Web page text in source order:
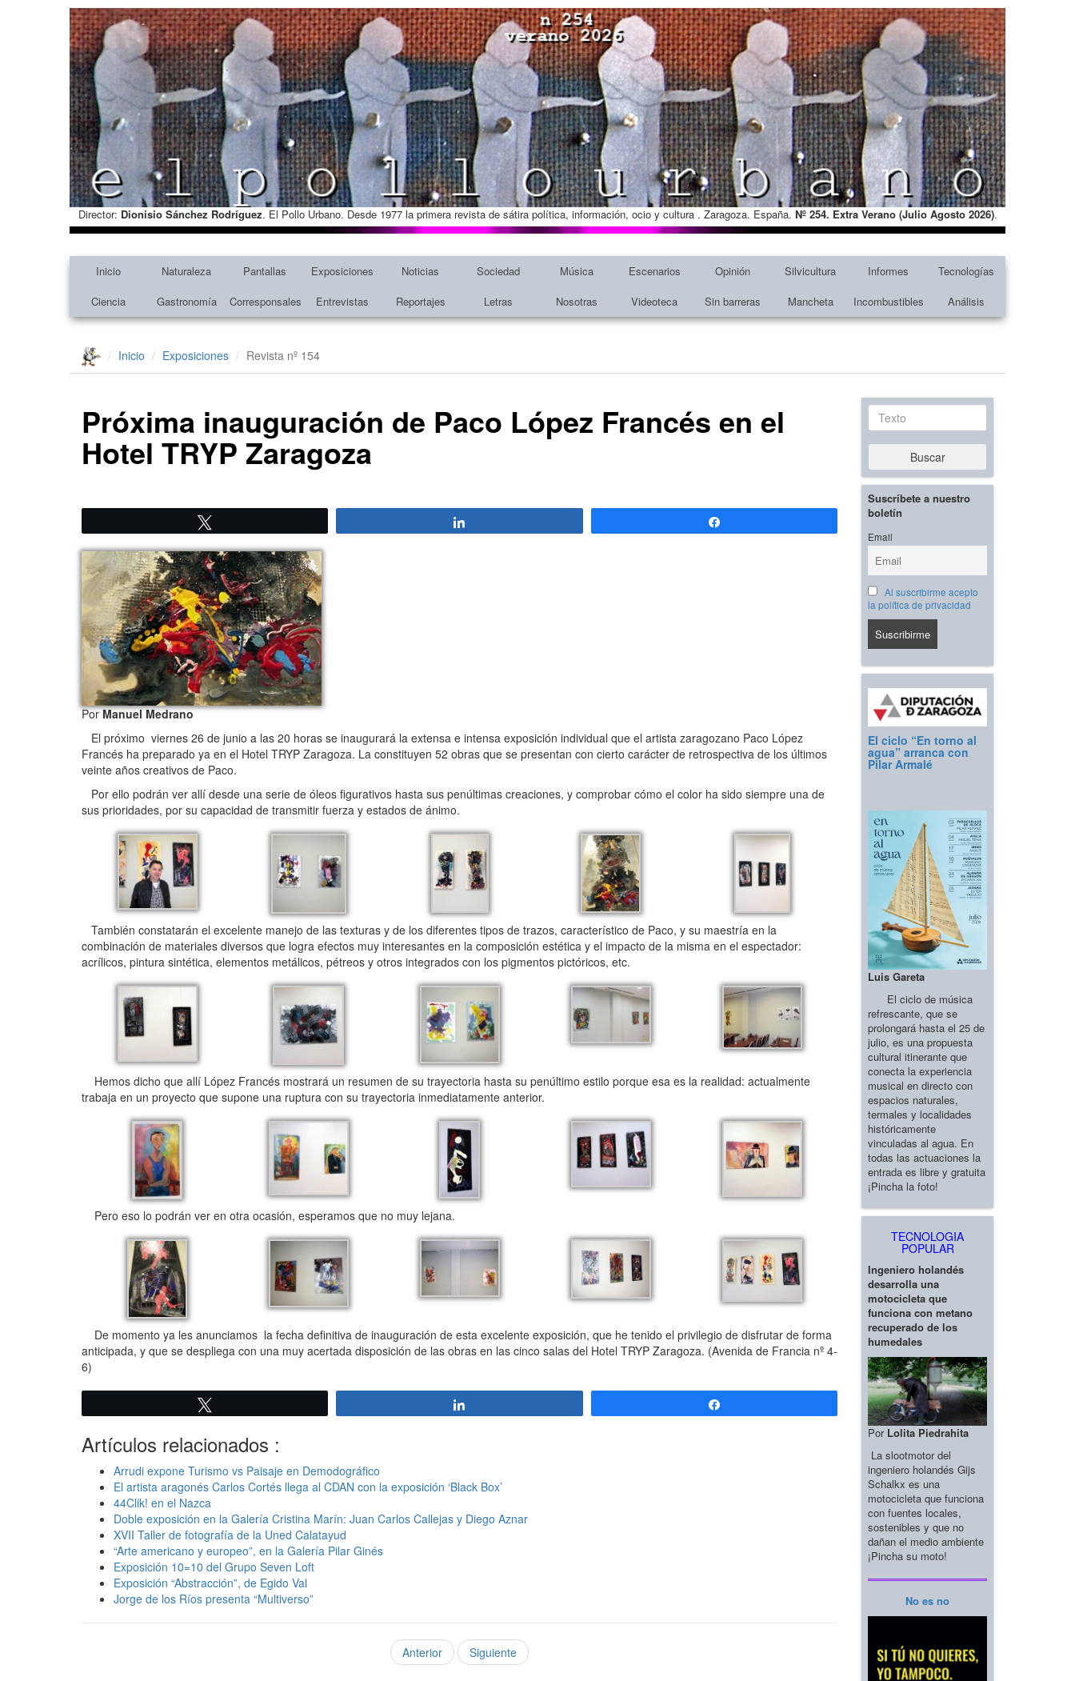
Director: Dionisio Sánchez Rodríguez. El Pollo Urbano. Desde 1977 la primera revista de sátira política, información, ocio y cultura . Zaragoza. España. Nº 254. Extra Verano (Julio Agosto 2026).
Inicio Naturaleza Pantallas Exposiciones Noticias Sociedad Música Escenarios Opinión Silvicultura Informes
Tecnologías
Ciencia
Gastronomía Corresponsales Entrevistas Reportajes Letras Nosotras Videoteca Sin barreras Mancheta Incombustibles Análisis
Inicio Exposiciones Revista nº 154
Próxima inauguración de Paco López Francés en el
Hotel TRYP Zaragoza
PorManuel Medrano
El próximo viernes 26 de junio a las 20 horas se inaugurará la extensa e intensa exposición individual que el artista zaragozano Paco López
Francés ha preparado ya en el Hotel TRYP Zaragoza. La constituyen 52 obras que se presentan con cierto carácter de retrospectiva de los últimos
veinte años creativos de Paco.
Por ello podrán ver allí desde una serie de óleos figurativos hasta sus penúltimas creaciones, y comprobar cómo el color ha sido siempre una de
sus prioridades, por su capacidad de transmitir fuerza y estados de ánimo.
También constatarán el excelente manejo de las texturas y de los diferentes tipos de trazos, característico de Paco, y su maestría en la
combinación de materiales diversos que logra efectos muy interesantes en la composición estética y el impacto de la misma en el espectador:
acrílicos, pintura sintética, elementos metálicos, pétreos y otros integrados con los pigmentos pictóricos, etc.
Hemos dicho que allí López Francés mostrará un resumen de su trayectoria hasta su penúltimo estilo porque esa es la realidad: actualmente
trabaja en un proyecto que supone una ruptura con su trayectoria inmediatamente anterior.
Pero eso lo podrán ver en otra ocasión, esperamos que no muy lejana.
De momento ya les anunciamos la fecha definitiva de inauguración de esta excelente exposición, que he tenido el privilegio de disfrutar de forma
anticipada, y que se despliega con una muy acertada disposición de las obras en las cinco salas del Hotel TRYP Zaragoza. (Avenida de Francia nº 4-
6)
Artículos relacionados :
Arrudi expone Turismo vs Paisaje en Demodográfico
El artista aragonés Carlos Cortés llega al CDAN con la exposición ‘Black Box’
44Clik! en el Nazca
Doble exposición en la Galería Cristina Marín: Juan Carlos Callejas y Diego Aznar
XVII Taller de fotografía de la Uned Calatayud
“Arte americano y europeo”, en la Galería Pilar Ginés
Exposición 10=10 del Grupo Seven Loft
Exposición “Abstracción”, de Egido Val
Jorge de los Ríos presenta “Multiverso”
Anterior Siguiente
Texto
Buscar
Suscríbete a nuestro
boletín
Email
Al suscribirme acepto
la política de privacidad
El ciclo “En torno al
agua” arranca con
Pilar Armalé
Luis Gareta
El ciclo de música
refrescante, que se
prolongará hasta el 25 de
julio, es una propuesta
cultural itinerante que
conecta la experiencia
musical en directo con
espacios naturales,
termales y localidades
históricamente
vinculadas al agua. En
todas las actuaciones la
entrada es libre y gratuita
¡Pincha la foto!
TECNOLOGIA
POPULAR
Ingeniero holandés
desarrolla una
motocicleta que
funciona con metano
recuperado de los
humedales
Por Lolita Piedrahita
La slootmotor del
ingeniero holandés Gijs
Schalkx es una
motocicleta que funciona
con fuentes locales,
sostenibles y que no
dañan el medio ambiente
¡Pincha su moto!
No es no